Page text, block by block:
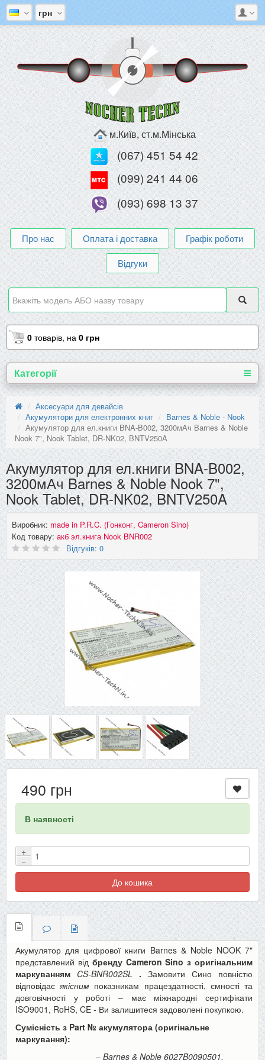
грн
м.Київ, ст.м.Мінська
(067) 451 54 42
(099) 241 44 06
(093) 698 13 37
Про нас Оплата і доставка
Графік роботи
Відгуки
0 товарів, на 0 грн
Категорії
Аксесуари для девайсів
Акумулятори для електронних книг
Barnes & Noble - Nook
Акумулятор для ел.книги BNA-B002, 3200мАч Barnes & Noble
Nook 7", Nook Tablet, DR-NK02, BNTV250A
Акумулятор для ел.книги BNA-B002,
3200мАч Barnes & Noble Nook 7",
Nook Tablet, DR-NK02, BNTV250A
Виробник: made in P.R.C. (Гонконг, Cameron Sino)
Код товару: акб эл.книга Nook BNR002
Відгуків: 0
490 грн
В наявності
+
−
До кошика
Акумулятор для цифрової книги Barnes & Noble NOOK 7"
представлений від бренду Cameron Sino з оригінальним
маркуванням CS-BNR002SL . Замовити Сино повністю
відповідаєякісним показникам працездатності, ємності та
довговічності у роботі – має міжнародні сертифікати
ISO9001, RoHS, CE - Ви залишитеся задоволені покупкою.
Сумісність з Part № акумулятора (оригінальне
маркування):
– Barnes & Noble 6027B0090501,